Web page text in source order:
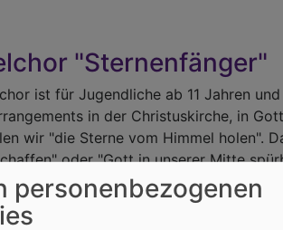
"Sternenfänger"
ist für Jugendliche ab 11 Jahren
in der Christuskirche, in
wir "die Sterne vom Himmel holen".
oder "Gott in unserer Mitte
jeden Freitag um 18.30 Uhr im
Stapff
personenbezogenen